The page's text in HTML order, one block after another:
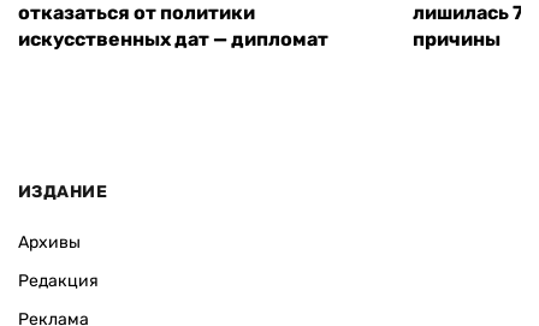
отказаться от политики
искусственных дат — дипломат
лишилась 71
причины
ИЗДАНИЕ
Архивы
Редакция
Реклама